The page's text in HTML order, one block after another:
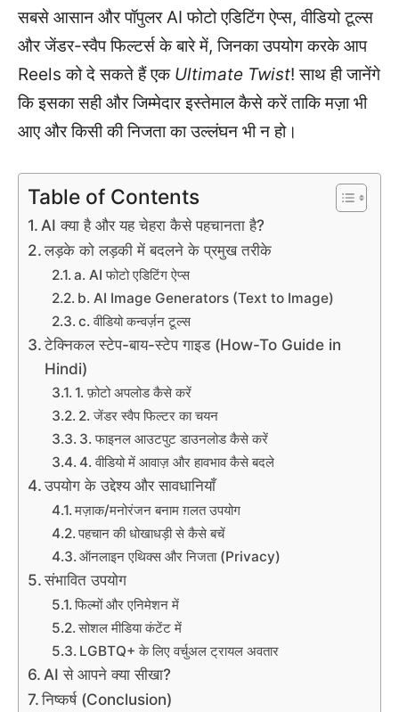
सबसे आसान और पॉपुलर AI फोटो एडिटिंग ऐप्स, वीडियो टूल्स
और जेंडर-स्वैप फिल्टर्स के बारे में, जिनका उपयोग करके आप
Reels को दे सकते हैं एक Ultimate Twist! साथ ही जानेंगे
कि इसका सही और जिम्मेदार इस्तेमाल कैसे करें ताकि मज़ा भी
आए और किसी की निजता का उल्लंघन भी न हो।
Table of Contents
AI क्या है और यह चेहरा कैसे पहचानता है?
लड़के को लड़की में बदलने के प्रमुख तरीके
a. AI फोटो एडिटिंग ऐप्स
b. AI Image Generators (Text to Image)
c. वीडियो कन्वर्ज़न टूल्स
टेक्निकल स्टेप-बाय-स्टेप गाइड (How-To Guide in
Hindi)
1. फ़ोटो अपलोड कैसे करें
2. जेंडर स्वैप फिल्टर का चयन
3. फाइनल आउटपुट डाउनलोड कैसे करें
4. वीडियो में आवाज़ और हावभाव कैसे बदले
उपयोग के उद्देश्य और सावधानियाँ
मज़ाक/मनोरंजन बनाम ग़लत उपयोग
पहचान की धोखाधड़ी से कैसे बचें
ऑनलाइन एथिक्स और निजता (Privacy)
संभावित उपयोग
फिल्मों और एनिमेशन में
सोशल मीडिया कंटेंट में
LGBTQ+ के लिए वर्चुअल ट्रायल अवतार
AI से आपने क्या सीखा?
निष्कर्ष (Conclusion)